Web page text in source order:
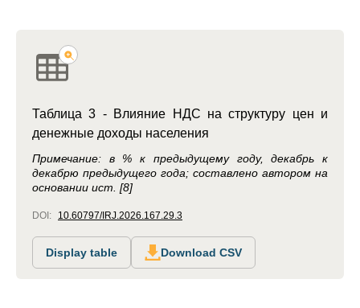
Таблица 3 - Влияние НДС на структуру цен и
денежные доходы населения
Примечание: в % к предыдущему году, декабрь к
декабрю предыдущего года; составлено автором на
основании ист. [8]
DOI: 10.60797/IRJ.2026.167.29.3
Display table Download CSV